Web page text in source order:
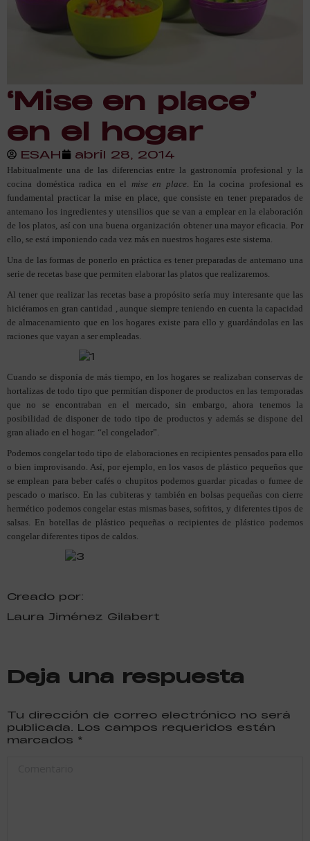
‘Mise en place’
en el hogar
ESAH abril 28, 2014
Habitualmente una de las diferencias entre la gastronomía profesional y la
cocina doméstica radica en el mise en place. En la cocina profesional es
fundamental practicar la mise en place, que consiste en tener preparados de
antemano los ingredientes y utensilios que se van a emplear en la elaboración
de los platos, así con una buena organización obtener una mayor eficacia. Por
ello, se está imponiendo cada vez más en nuestros hogares este sistema.
Una de las formas de ponerlo en práctica es tener preparadas de antemano una
serie de recetas base que permiten elaborar las platos que realizaremos.
Al tener que realizar las recetas base a propósito sería muy interesante que las
hiciéramos en gran cantidad , aunque siempre teniendo en cuenta la capacidad
de almacenamiento que en los hogares existe para ello y guardándolas en las
raciones que vayan a ser empleadas.
Cuando se disponía de más tiempo, en los hogares se realizaban conservas de
hortalizas de todo tipo que permitían disponer de productos en las temporadas
que no se encontraban en el mercado, sin embargo, ahora tenemos la
posibilidad de disponer de todo tipo de productos y además se dispone del
gran aliado en el hogar: “el congelador”.
Podemos congelar todo tipo de elaboraciones en recipientes pensados para ello
o bien improvisando. Así, por ejemplo, en los vasos de plástico pequeños que
se emplean para beber cafés o chupitos podemos guardar picadas o fumee de
pescado o marisco. En las cubiteras y también en bolsas pequeñas con cierre
hermético podemos congelar estas mismas bases, sofritos, y diferentes tipos de
salsas. En botellas de plástico pequeñas o recipientes de plástico podemos
congelar diferentes tipos de caldos.
Creado por:
Laura Jiménez Gilabert
Deja una respuesta
Tu dirección de correo electrónico no será
publicada. Los campos requeridos están
marcados *